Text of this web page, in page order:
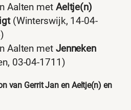
Aalten met Aeltje(n)
(Winterswijk, 14-04-
Aalten met Jenneken
03-04-1711)
van Gerrit Jan en Aeltje(n) en